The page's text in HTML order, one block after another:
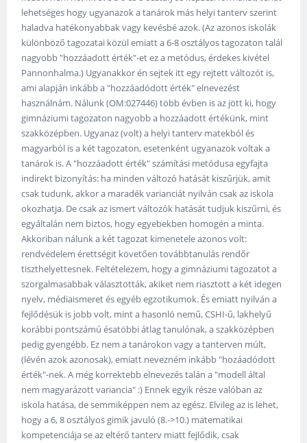
lehetséges hogy ugyanazok a tanárok más helyi tanterv szerint
haladva hatékonyabbak vagy kevésbé azok. (Az azonos iskolák
különböző tagozatai közül emiatt a 6-8 osztályos tagozaton talál
nagyobb "hozzáadott érték"-et ez a metódus, érdekes kivétel
Pannonhalma.) Ugyanakkor én sejtek itt egy rejtett változót is,
ami alapján inkább a "hozzáadódott érték" elnevezést
használnám. Nálunk (OM:027446) több évben is az jött ki, hogy
gimnáziumi tagozaton nagyobb a hozzáadott értékünk, mint
szakközépben. Ugyanaz (volt) a helyi tanterv matekból és
magyarból is a két tagozaton, esetenként ugyanazok voltak a
tanárok is. A "hozzáadott érték" számítási metódusa egyfajta
indirekt bizonyítás: ha minden változó hatását kiszűrjük, amit
csak tudunk, akkor a maradék varianciát nyilván csak az iskola
okozhatja. De csak az ismert változók hatását tudjuk kiszűrni, és
egyáltalán nem biztos, hogy egyebekben homogén a minta.
Akkoriban nálunk a két tagozat kimenetele azonos volt:
rendvédelem érettségit követően továbbtanulás rendőr
tiszthelyettesnek. Feltételezem, hogy a gimnáziumi tagozatot a
szorgalmasabbak választották, akiket nem riasztott a két idegen
nyelv, médiaismeret és egyéb egzotikumok. És emiatt nyilván a
fejlődésük is jobb volt, mint a hasonló nemű, CSHI-ű, lakhelyű
korábbi pontszámú ésatöbbi átlag tanulónak, a szakközépben
pedig gyengébb. Ez nem a tanárokon vagy a tanterven múlt,
(lévén azok azonosak), emiatt nevezném inkább "hozáadódott
érték"-nek. A még korrektebb elnevezés talán a "modell által
nem magyarázott variancia" :) Ennek egyik része valóban az
iskola hatása, de semmiképpen nem az egész. Elvileg az is lehet,
hogy a 6, 8 osztályos gimik javuló (8.->10.) matematikai
kompetenciája se az eltérő tanterv miatt fejlődik, csak